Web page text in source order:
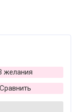
желания
Сравнить